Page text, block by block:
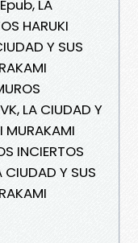
LA
HARUKI
Y SUS
LA CIUDAD Y
MURAKAMI
INCIERTOS
CIUDAD Y SUS